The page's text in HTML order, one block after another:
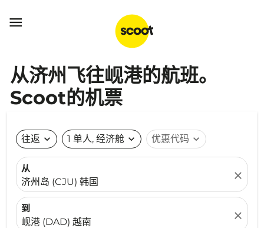

从济州飞往岘港的航班。
Scoot的机票
往返 expand_more 1 单人, 经济舱 expand_more 优惠代码 expand_more
从
济州岛 (CJU) 韩国
close
到
岘港 (DAD) 越南
close